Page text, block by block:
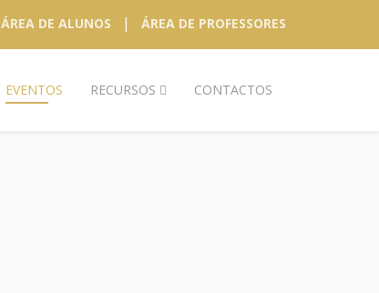
ÁREA DE ALUNOS | ÁREA DE PROFESSORES
EVENTOS RECURSOS CONTACTOS